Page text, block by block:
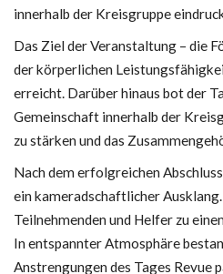
innerhalb der Kreisgruppe
Das Ziel der Veranstaltung – die
der körperlichen
erreicht. Darüber hinaus bot der
Gemeinschaft innerhalb der
zu stärken und das
Nach dem erfolgreichen
ein kameradschaftlicher
Teilnehmenden und Helfer zu
In entspannter Atmosphäre
Anstrengungen des Tages Revue